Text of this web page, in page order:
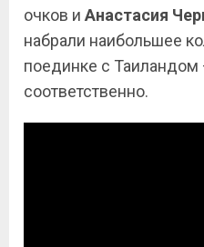
очков и Анастасия
набрали наибольшее
поединке с Таиландом
соответственно.